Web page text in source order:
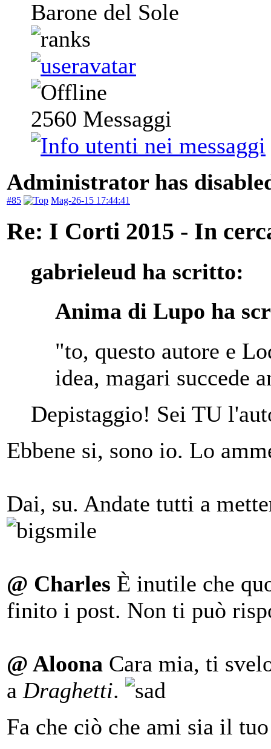
Barone del Sole
2560 Messaggi
Administrator has
#85 Mag-26-15 17:44:41
Re: I Corti 2015 - In
gabrieleud ha scritto:
Anima di Lupo ha
"to, questo autore e
idea, magari succede
Depistaggio! Sei TU
Ebbene si, sono io. Lo
Dai, su. Andate tutti a
@ Charles È inutile che
finito i post. Non ti può
@ Aloona Cara mia, ti
a Draghetti.
Fa che ciò che ami sia il